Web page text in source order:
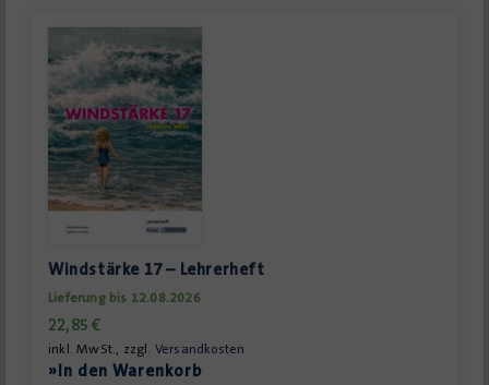
Windstärke 17 – Lehrerheft
Lieferung bis 12.08.2026
22,85€
inkl. MwSt., zzgl. Versandkosten
»In den Warenkorb